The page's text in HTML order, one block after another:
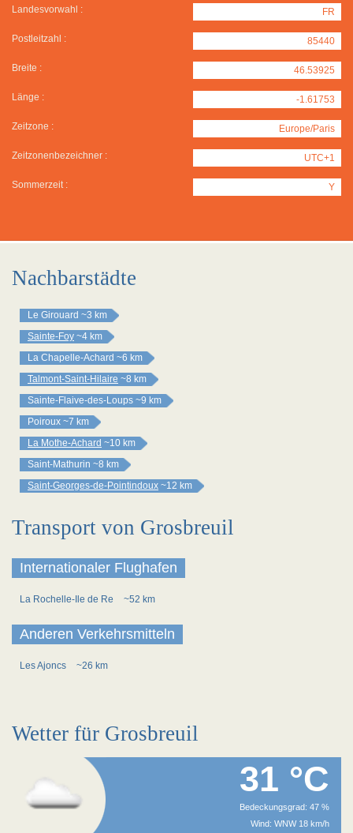
Landesvorwahl : FR
Postleitzahl : 85440
Breite : 46.53925
Länge : -1.61753
Zeitzone : Europe/Paris
Zeitzonenbezeichner : UTC+1
Sommerzeit : Y
Nachbarstädte
Le Girouard ~3 km
Sainte-Foy ~4 km
La Chapelle-Achard ~6 km
Talmont-Saint-Hilaire ~8 km
Sainte-Flaive-des-Loups ~9 km
Poiroux ~7 km
La Mothe-Achard ~10 km
Saint-Mathurin ~8 km
Saint-Georges-de-Pointindoux ~12 km
Transport von Grosbreuil
Internationaler Flughafen
La Rochelle-Ile de Re ~52 km
Anderen Verkehrsmitteln
Les Ajoncs ~26 km
Wetter für Grosbreuil
31 °C
Bedeckungsgrad: 47 %
Wind: WNW 18 km/h